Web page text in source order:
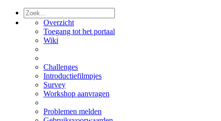
Overzicht
Toegang tot het portaal
Wiki
Challenges
Introductiefilmpjes
Survey
Workshop aanvragen
Problemen melden